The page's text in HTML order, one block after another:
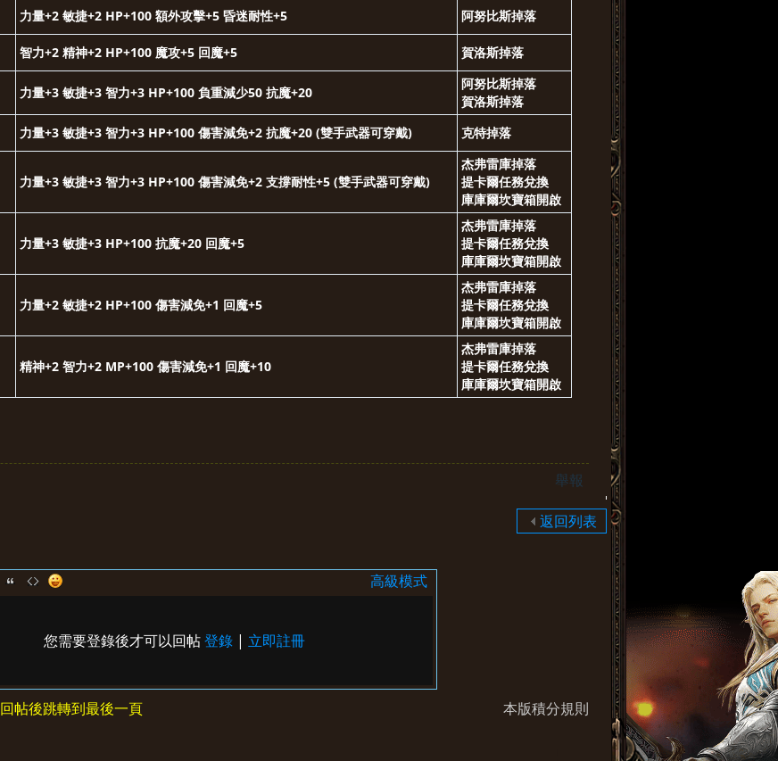
力量+2 敏捷+2 HP+100 額外攻擊+5 昏迷耐性+5 阿努比斯掉落
智力+2 精神+2 HP+100 魔攻+5 回魔+5 賀洛斯掉落
力量+3 敏捷+3 智力+3 HP+100 負重減少50 抗魔+20
阿努比斯掉落
賀洛斯掉落
力量+3 敏捷+3 智力+3 HP+100 傷害減免+2 抗魔+20 (雙手武器可穿戴) 克特掉落
力量+3 敏捷+3 智力+3 HP+100 傷害減免+2 支撐耐性+5 (雙手武器可穿戴)
杰弗雷庫掉落
提卡爾任務兌換
庫庫爾坎寶箱開啟
力量+3 敏捷+3 HP+100 抗魔+20 回魔+5
杰弗雷庫掉落
提卡爾任務兌換
庫庫爾坎寶箱開啟
力量+2 敏捷+2 HP+100 傷害減免+1 回魔+5
杰弗雷庫掉落
提卡爾任務兌換
庫庫爾坎寶箱開啟
精神+2 智力+2 MP+100 傷害減免+1 回魔+10
杰弗雷庫掉落
提卡爾任務兌換
庫庫爾坎寶箱開啟
舉報
返回列表
高級模式
您需要登錄後才可以回帖登錄 | 立即註冊
本版積分規則
回帖後跳轉到最後一頁